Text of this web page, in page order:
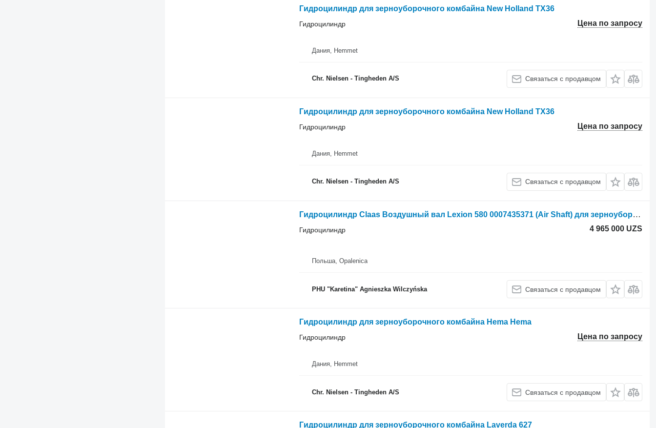
Гидроцилиндр для зерноуборочного комбайна New Holland TX36
Цена по запросу
Гидроцилиндр
Дания, Hemmet
Chr. Nielsen - Tingheden A/S Связаться с продавцом
Гидроцилиндр для зерноуборочного комбайна New Holland TX36
Цена по запросу
Гидроцилиндр
Дания, Hemmet
Chr. Nielsen - Tingheden A/S Связаться с продавцом
Гидроцилиндр Claas Воздушный вал Lexion 580 0007435371 (Air Shaft) для зерноуборочного комбайна Claas Lexion 580
4 965 000 UZS
Гидроцилиндр
Польша, Opalenica
PHU "Karetina" Agnieszka Wilczyńska Связаться с продавцом
Гидроцилиндр для зерноуборочного комбайна Hema Hema
Цена по запросу
Гидроцилиндр
Дания, Hemmet
Chr. Nielsen - Tingheden A/S Связаться с продавцом
Гидроцилиндр для зерноуборочного комбайна Laverda 627